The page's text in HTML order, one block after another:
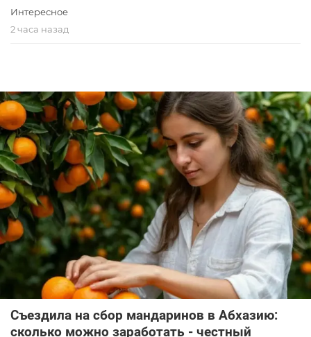
Интересное
2 часа назад
Съездила на сбор мандаринов в Абхазию:
сколько можно заработать - честный